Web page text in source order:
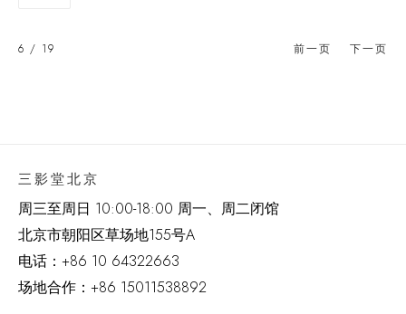
前一页 下一页
6 / 19
三影堂北京
周三至周日 10:00-18:00 周一、周二闭馆
北京市朝阳区草场地155号A
电话： +86 10 64322663
场地合作：+86 15011538892